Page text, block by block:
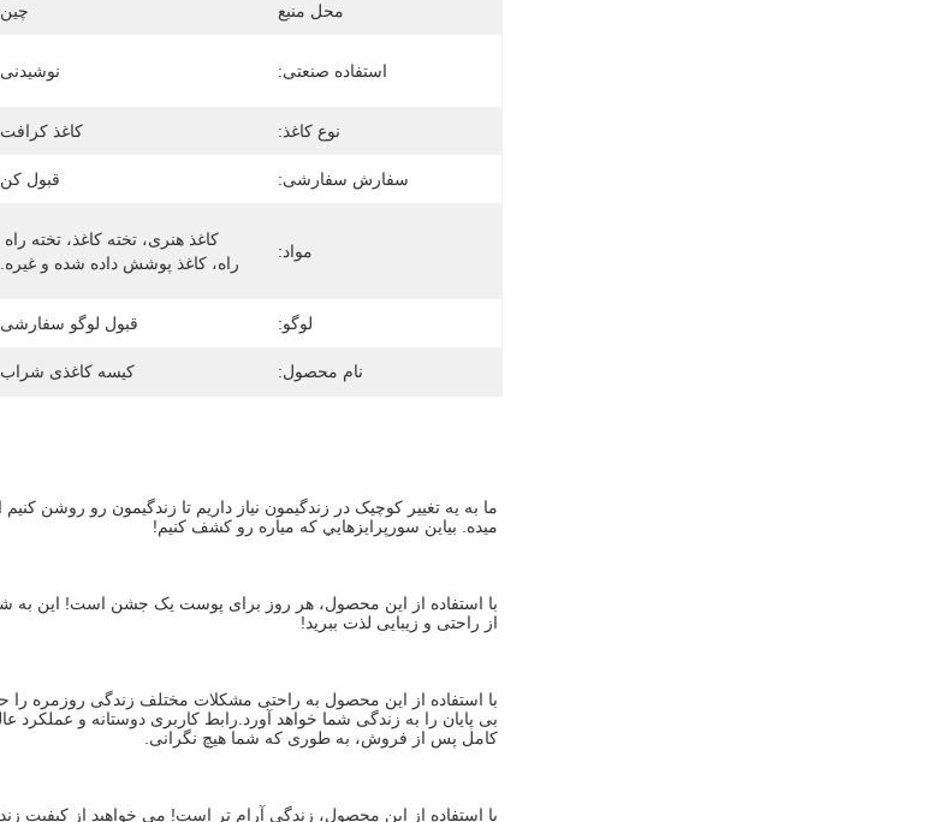
محل منبع چین
استفاده صنعتی: نوشیدنی
نوع کاغذ: کاغذ کرافت
سفارش سفارشی: قبول کن
مواد:
راه، کاغذ پوشش داده شده و غیره.
لوگو: قبول لوگو سفارشی
نام محصول: کیسه کاغذی شراب
ميده. بياين سورپرايزهايي که مياره رو کشف کنيم!
از راحتی و زیبایی لذت ببرید!
کامل پس از فروش، به طوری که شما هیچ نگرانی.